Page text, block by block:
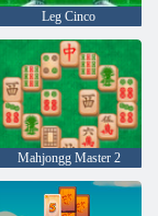
Leg Cinco
Mahjongg Master 2